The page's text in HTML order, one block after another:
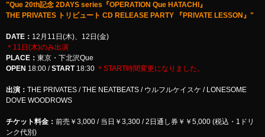
"Que 20th記念 2DAYS series『OPERATION Que HATACHI』
THE PRIVATES トリビュート CD RELEASE PARTY 『PRIVATE LESSON』"
DATE： 12月11日(木)、12日(金)
＊11日(木)のみ出演
PLACE： 東京・下北沢Que
OPEN 18:00 /START18:30 ＊START時間変更になりました。
出演： THE PRIVATES / THE NEATBEATS / ウルフルケイスケ / LONESOME
DOVE WOODROWS
チケット料金： 前売￥3,000 / 当日￥3,300 / 2日通し券￥￥5,000 (税込・1ドリ
ンク代別)